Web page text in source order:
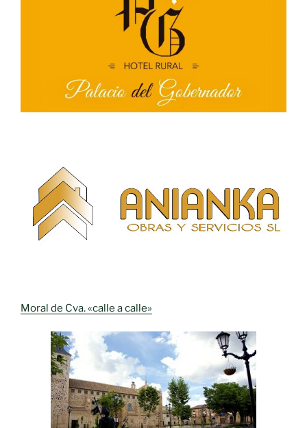
Moral de Cva. «calle a calle»